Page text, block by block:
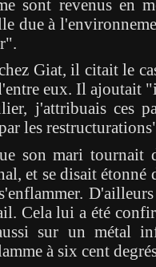
sont revenus en
due à
Giat, il citait le
eux. Il
j'attribuais ces
les
son mari tournait
et se disait
Cela lui a été
sur un métal
à six cent